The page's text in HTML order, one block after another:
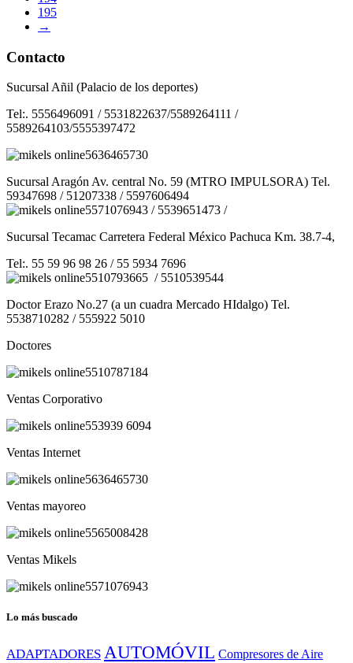
195
→
Contacto
Sucursal Añil (Palacio de los deportes)
Tel:. 5556496091 / 5531822637/5589264111 /
5589264103/5555397472
5636465730
Sucursal Aragón Av. central No. 59 (MTRO IMPULSORA) Tel.
59347698 / 51207338 / 5597606494
5571076943 / 5539651473 /
Sucursal Tecamac Carretera Federal México Pachuca Km. 38.7-4,
Tel:. 55 59 96 98 26 / 55 5934 7696
5510793665 / 5510539544
Doctor Erazo No.27 (a un cuadra Mercado HIdalgo) Tel.
5538710282 / 555922 5010
Doctores
5510787184
Ventas Corporativo
553939 6094
Ventas Internet
5636465730
Ventas mayoreo
5565008428
Ventas Mikels
5571076943
Lo más buscado
ADAPTADORES AUTOMÓVIL Compresores de Aire